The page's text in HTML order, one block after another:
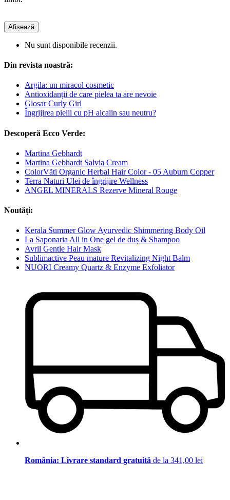
Afișează
Nu sunt disponibile recenzii.
Din revista noastră:
Argila: un miracol cosmetic
Antioxidanții de care pielea ta are nevoie
Glosar Curly Girl
Îngrijirea pielii cu pH alcalin sau neutru?
Descoperă Ecco Verde:
Martina Gebhardt
Martina Gebhardt Salvia Cream
ColorVãti Organic Herbal Hair Color - 05 Auburn Copper
Terra Naturi Ulei de îngrijire Wellness
ANGEL MINERALS Rezerve Mineral Rouge
Noutăți:
Kerala Summer Glow Ayurvedic Shimmering Body Oil
La Saponaria All in One gel de duș & Shampoo
Avril Gentle Hair Mask
Sublimactive Peau mature Revitalizing Night Balm
NUORI Creamy Quartz & Enzyme Exfoliator
România: Livrare standard gratuită de la 341,00 lei